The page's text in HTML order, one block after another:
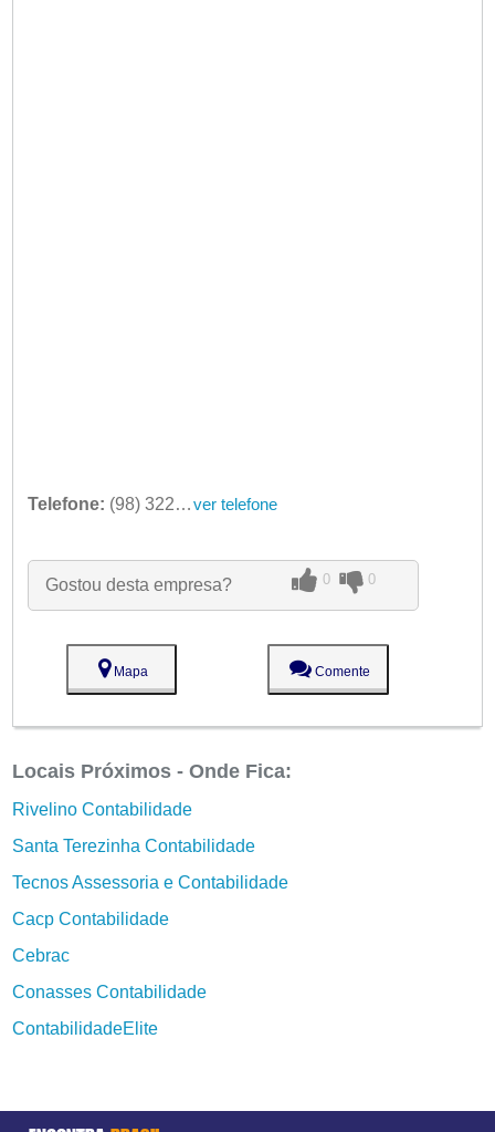
Telefone: (98) 3227-3826 ver telefone
Gostou desta empresa? 0 0
Mapa Comente
Locais Próximos - Onde Fica:
Rivelino Contabilidade
Santa Terezinha Contabilidade
Tecnos Assessoria e Contabilidade
Cacp Contabilidade
Cebrac
Conasses Contabilidade
ContabilidadeElite